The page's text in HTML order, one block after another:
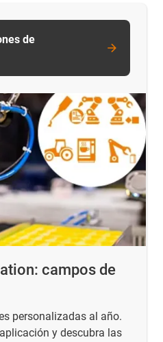
campos de
personalizadas al año.
y descubra las
de